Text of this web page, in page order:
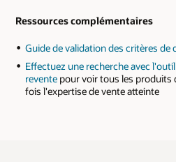
Ressources complémentaires
Guide de validation des critères
Effectuez une recherche avec
revente pour voir tous les produits
fois l'expertise de vente atteinte